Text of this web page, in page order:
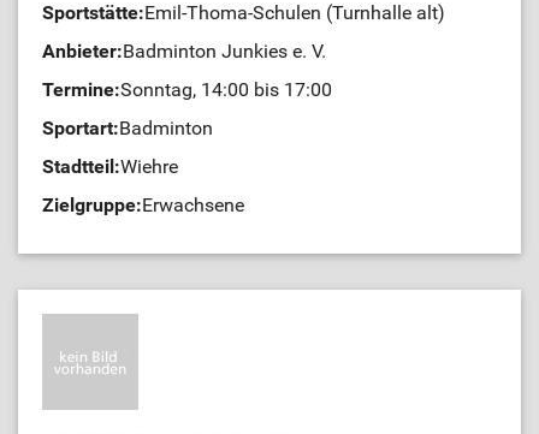
Sportstätte:Emil-Thoma-Schulen (Turnhalle alt)
Anbieter:Badminton Junkies e. V.
Termine:Sonntag, 14:00 bis 17:00
Sportart:Badminton
Stadtteil:Wiehre
Zielgruppe:Erwachsene